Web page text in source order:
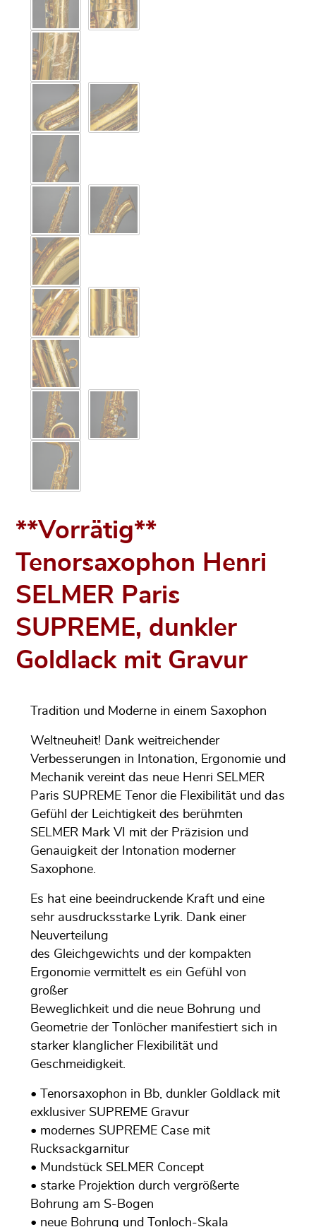
**Vorrätig**
Tenorsaxophon Henri
SELMER Paris
SUPREME, dunkler
Goldlack mit Gravur
Tradition und Moderne in einem Saxophon
Weltneuheit! Dank weitreichender
Verbesserungen in Intonation, Ergonomie und
Mechanik vereint das neue Henri SELMER
Paris SUPREME Tenor die Flexibilität und das
Gefühl der Leichtigkeit des berühmten
SELMER Mark VI mit der Präzision und
Genauigkeit der Intonation moderner
Saxophone.
Es hat eine beeindruckende Kraft und eine
sehr ausdrucksstarke Lyrik. Dank einer
Neuverteilung
des Gleichgewichts und der kompakten
Ergonomie vermittelt es ein Gefühl von
großer
Beweglichkeit und die neue Bohrung und
Geometrie der Tonlöcher manifestiert sich in
starker klanglicher Flexibilität und
Geschmeidigkeit.
• Tenorsaxophon in Bb, dunkler Goldlack mit
exklusiver SUPREME Gravur
• modernes SUPREME Case mit
Rucksackgarnitur
• Mundstück SELMER Concept
• starke Projektion durch vergrößerte
Bohrung am S-Bogen
• neue Bohrung und Tonloch-Skala